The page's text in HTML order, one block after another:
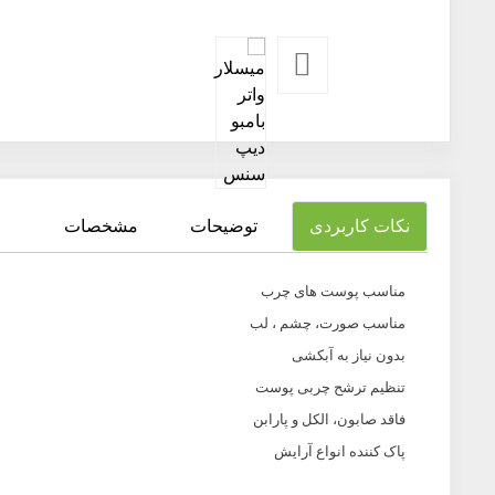
نکات کاربردی توضیحات مشخصات
مناسب پوست های چرب
مناسب صورت، چشم ، لب
بدون نیاز به آبکشی
تنظیم ترشح چربی پوست
فاقد صابون، الکل و پارابن
پاک کننده انواع آرایش